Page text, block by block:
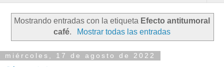
Mostrando entradas con la etiqueta Efecto antitumoral
café. Mostrar todas las entradas
miércoles, 17 de agosto de 2022